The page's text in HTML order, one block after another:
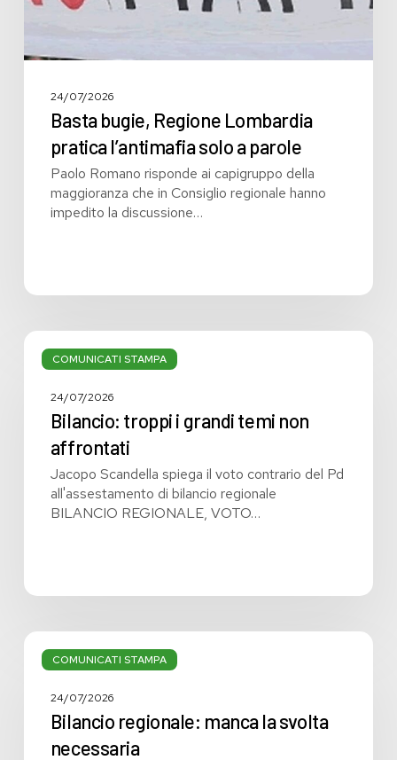
24/07/2026
Basta bugie, Regione Lombardia
pratica l’antimafia solo a parole
Paolo Romano risponde ai capigruppo della
maggioranza che in Consiglio regionale hanno
impedito la discussione…
COMUNICATI STAMPA
Bilancio:
troppi
grandi
affrontati
24/07/2026
Bilancio: troppi i grandi temi non
affrontati
Jacopo Scandella spiega il voto contrario del Pd
all'assestamento di bilancio regionale
BILANCIO REGIONALE, VOTO…
COMUNICATI STAMPA
Bilancio
regionale:
svolta
24/07/2026
Bilancio regionale: manca la svolta
necessaria